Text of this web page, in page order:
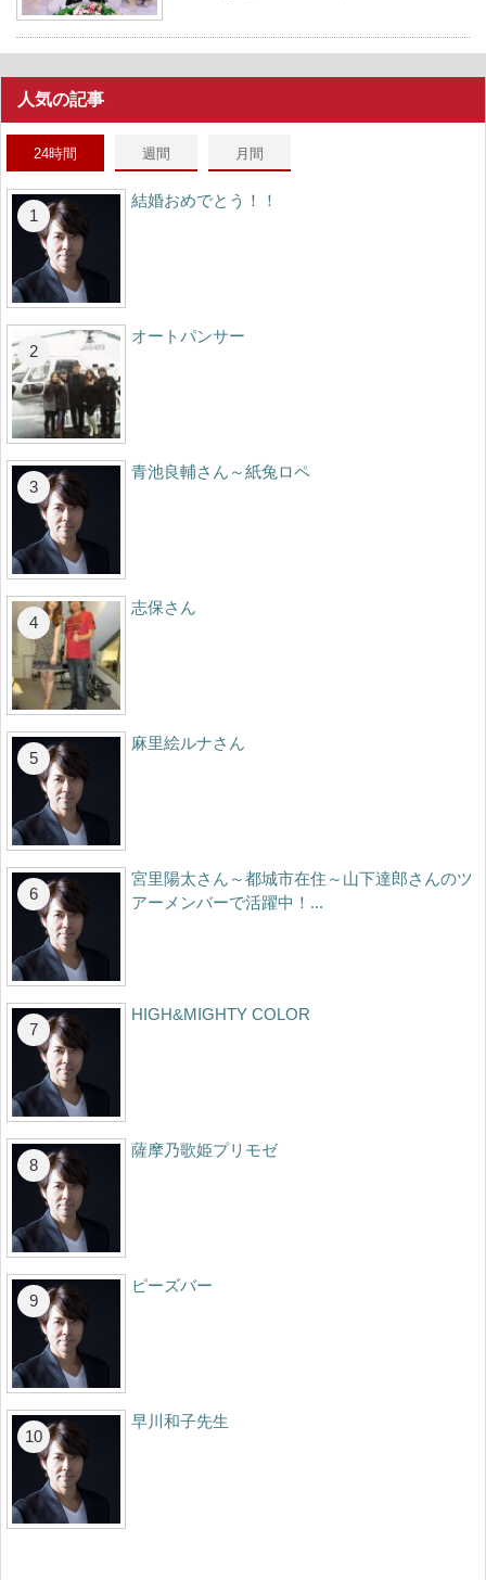
人気の記事
24時間 週間 月間
結婚おめでとう！！
オートパンサー
青池良輔さん～紙兔ロペ
志保さん
麻里絵ルナさん
宮里陽太さん～都城市在住～山下達郎さんのツ
アーメンバーで活躍中！...
HIGH&MIGHTY COLOR
薩摩乃歌姫プリモゼ
ピーズバー
早川和子先生